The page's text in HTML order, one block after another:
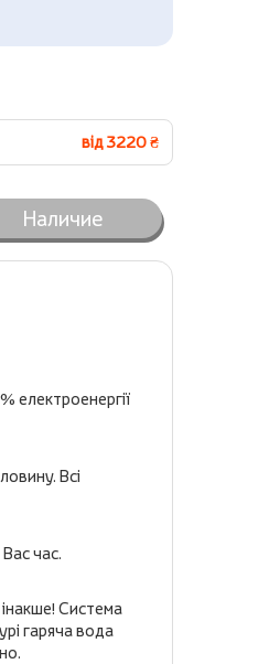
від 3220 ₴
Наличие
електроенергії
Всі
час.
Система
гаряча вода